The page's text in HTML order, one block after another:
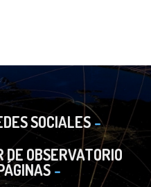
SOCIALES
OBSERVATORIO